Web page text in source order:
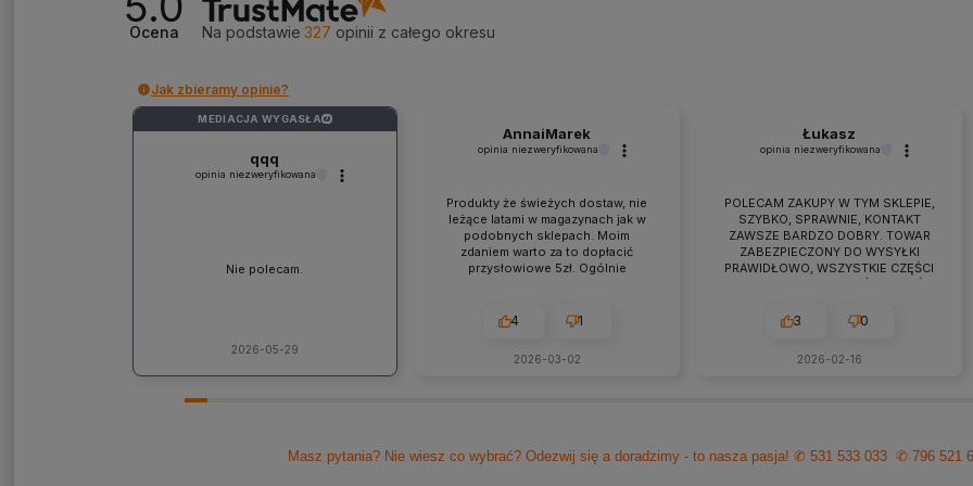
Ocena Na podstawie 327 opinii z całego okresu
Jak zbieramy opinie?
MEDIACJA WYGASŁA ?
qqq
opinia niezweryfikowana
Nie polecam.
2026-05-29
AnnaiMarek
opinia niezweryfikowana
Produkty że świeżych dostaw, nie
leżące latami w magazynach jak w
podobnych sklepach. Moim
zdaniem warto za to dopłacić
przysłowiowe 5zł. Ogólnie
jakieś problemy zawsze można
Polecam z czystym sumieniem!
4 1
2026-03-02
Łukasz
opinia niezweryfikowana
POLECAM ZAKUPY W TYM SKLEPIE,
SZYBKO, SPRAWNIE, KONTAKT
ZAWSZE BARDZO DOBRY. TOWAR
ZABEZPIECZONY DO WYSYŁKI
PRAWIDŁOWO, WSZYSTKIE CZĘŚCI
WARTO TUTAJ
3 0
2026-02-16
Masz pytania? Nie wiesz co wybrać? Odezwij się a doradzimy - to nasza pasja!✆ 531 533 033 ✆ 796 521